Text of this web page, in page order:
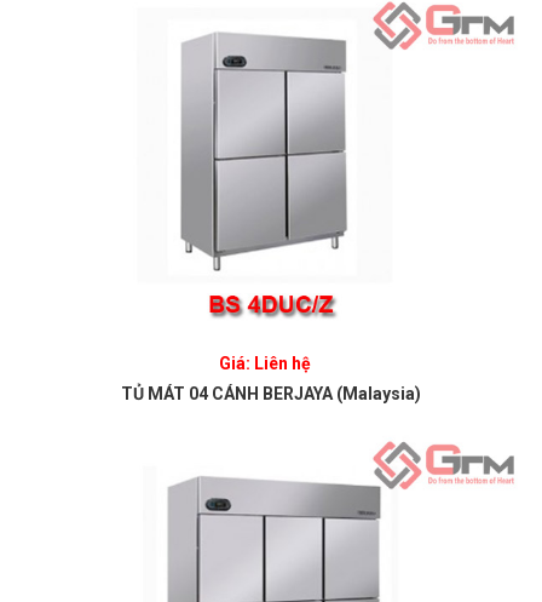
Giá: Liên hệ
TỦ MÁT 04 CÁNH BERJAYA (Malaysia)